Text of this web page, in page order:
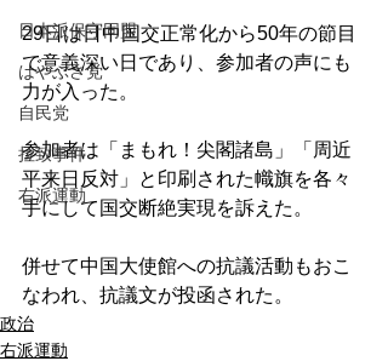
日本派保守同盟
はやぶさ党
自民党
拉致事件
右派運動
29日は日中国交正常化から50年の節目
で意義深い日であり、参加者の声にも
力が入った。
参加者は「まもれ！尖閣諸島」「周近
平来日反対」と印刷された幟旗を各々
手にして国交断絶実現を訴えた。
併せて中国大使館への抗議活動もおこ
なわれ、抗議文が投函された。
政治
右派運動